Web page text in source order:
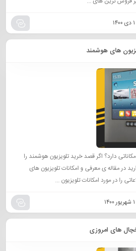
۱ دی ۱۴۰۰
های هوشمند
دارد؟ اگر قصد خرید تلویزیون هوشمند را
در مقاله ی معرفی و امکانات تلویزیون های
را در مورد امکانات تلویزیون ...
۱ شهریور ۱۴۰۰
های امروزی